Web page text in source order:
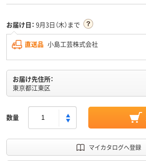
お届け日： 9月3日（木）まで
直送品 小島工芸株式会社
お届け先住所：
東京都江東区
数量
マイカタログへ登録